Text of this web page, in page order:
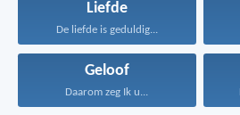
Liefde
De liefde is geduldig...
Geloof
Daarom zeg Ik u...